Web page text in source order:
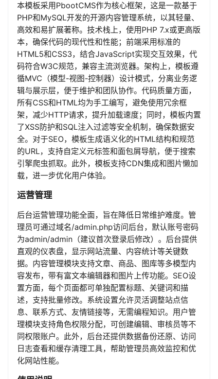
本模板采用PbootCMS作为核心框架，这是一款基于
PHP和MySQL开发的开源内容管理系统，以其轻量、
高效和易扩展著称。技术栈上，使用PHP 7.x或更高版
本，确保代码的现代性和性能；前端采用标准的
HTML5和CSS3，结合JavaScript实现交互效果，代
码符合W3C规范，兼容主流浏览器。架构上，模板遵
循MVC（模型-视图-控制器）设计模式，分离业务逻
辑与展示层，便于维护和团队协作。代码质量方面，
所有CSS和HTML均为手工编写，避免使用冗余框
架，减少HTTP请求，提升加载速度；同时，模板内置
了XSS防护和SQL注入过滤等安全机制，确保数据安
全。对于SEO，模板生成语义化的HTML结构和规范
的URL，支持自定义元标签和面包屑导航，便于搜索
引擎爬虫抓取。此外，模板支持CDN集成和图片懒加
载，进一步优化用户体验。
运营管理
后台运营管理功能全面，旨在降低日常维护难度。管
理员可通过域名/admin.php访问后台，默认账号密码
为admin/admin（建议首次登录后修改）。后台提供
直观的仪表盘，显示网站流量、内容统计等关键数
据。内容管理模块支持文章、商品、图库等多模型内
容发布，带有富文本编辑器和图片上传功能。SEO设
置方面，每个页面都可单独配置标题、关键词和描
述，支持批量修改。系统设置允许灵活调整站点信
息、联系方式、友情链接等，无需编程知识。用户管
理模块支持角色权限分配，可创建编辑、审核员等不
同权限账户。此外，后台还提供数据备份还原、访问
日志查看和缓存清理工具，帮助管理员高效监控和优
化网站性能。